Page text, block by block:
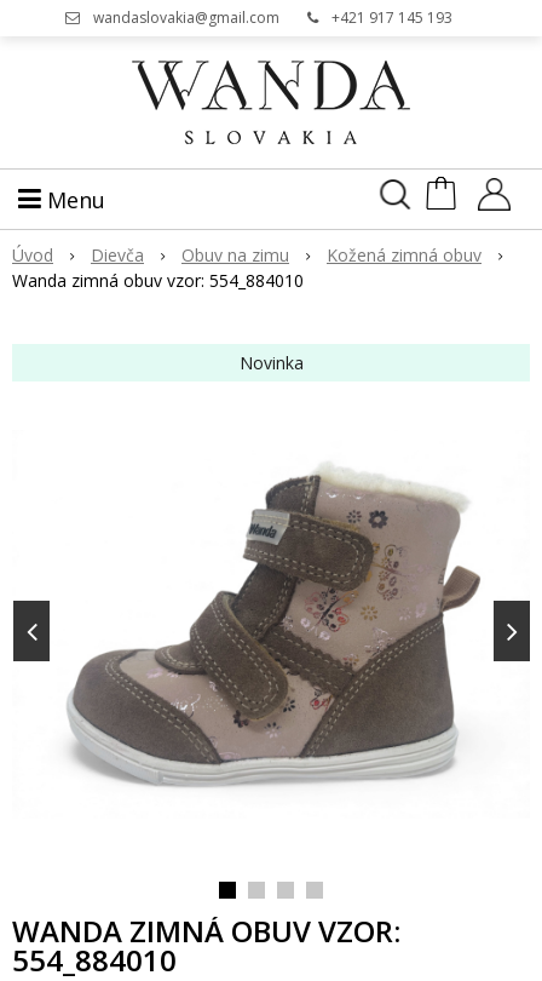
wandaslovakia@gmail.com +421 917 145 193
Menu
Úvod Dievča Obuv na zimu
Kožená zimná obuv
Wanda zimná obuv vzor: 554_884010
Novinka
WANDA ZIMNÁ OBUV VZOR:
554_884010